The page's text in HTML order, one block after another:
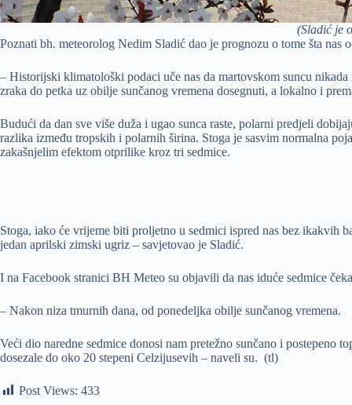
(Sladić je
Poznati bh. meteorolog Nedim Sladić dao je prognozu o tome šta nas
– Historijski klimatološki podaci uče nas da martovskom suncu
zraka do petka uz obilje sunčanog vremena dosegnuti, a lokalno i
Budući da dan sve više duža i ugao sunca raste, polarni predjeli
razlika između tropskih i polarnih širina. Stoga je sasvim normalna
zakašnjelim efektom otprilike kroz tri sedmice.
Stoga, iako će vrijeme biti proljetno u sedmici ispred nas bez ikakvih
jedan aprilski zimski ugriz – savjetovao je Sladić.
I na Facebook stranici BH Meteo su objavili da nas iduće sedmice
– Nakon niza tmurnih dana, od ponedeljka obilje sunčanog vremena.
Veći dio naredne sedmice donosi nam pretežno sunčano i postepeno
dosezale do oko 20 stepeni Celzijusevih – naveli su. (tl)
Post Views: 433